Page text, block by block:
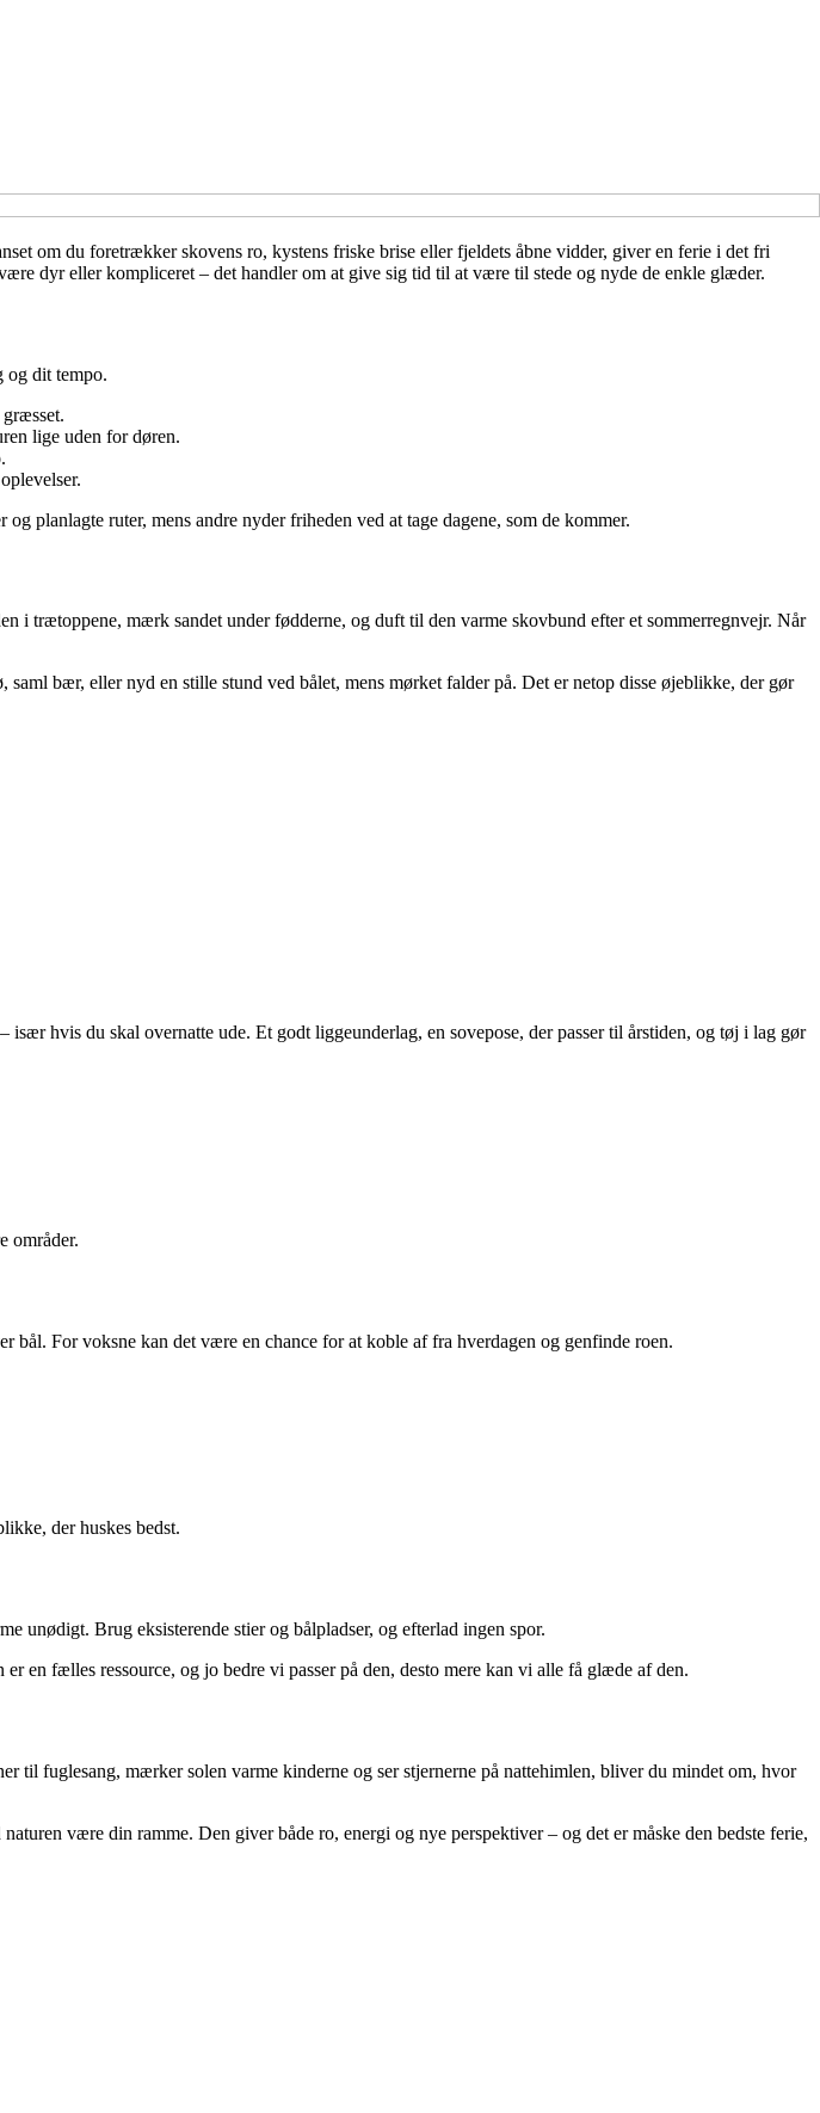
om du foretrækker skovens ro, kystens friske brise eller fjeldets åbne vidder, giver en ferie i det fri
dyr eller kompliceret – det handler om at give sig tid til at være til stede og nyde de enkle glæder.
og dit tempo.
lige uden for døren.
planlagte ruter, mens andre nyder friheden ved at tage dagene, som de kommer.
i trætoppene, mærk sandet under fødderne, og duft til den varme skovbund efter et sommerregnvejr. Når
bær, eller nyd en stille stund ved bålet, mens mørket falder på. Det er netop disse øjeblikke, der gør
hvis du skal overnatte ude. Et godt liggeunderlag, en sovepose, der passer til årstiden, og tøj i lag gør
områder.
bål. For voksne kan det være en chance for at koble af fra hverdagen og genfinde roen.
der huskes bedst.
unødigt. Brug eksisterende stier og bålpladser, og efterlad ingen spor.
en fælles ressource, og jo bedre vi passer på den, desto mere kan vi alle få glæde af den.
fuglesang, mærker solen varme kinderne og ser stjernerne på nattehimlen, bliver du mindet om, hvor
være din ramme. Den giver både ro, energi og nye perspektiver – og det er måske den bedste ferie,